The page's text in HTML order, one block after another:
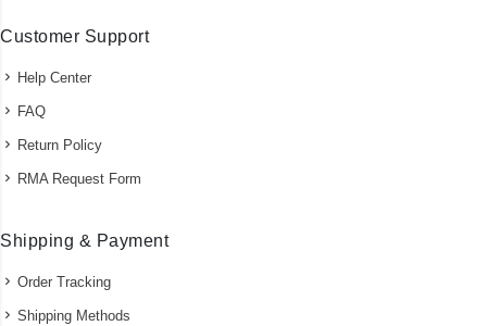
Customer Support
Help Center
FAQ
Return Policy
RMA Request Form
Shipping & Payment
Order Tracking
Shipping Methods